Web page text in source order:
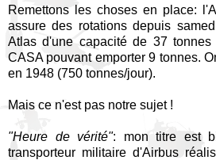
Remettons les choses en place:
assure des rotations depuis
Atlas d'une capacité de 37
CASA pouvant emporter 9 tonnes.
en 1948 (750 tonnes/jour).
Mais ce n'est pas notre sujet !
"Heure de vérité": mon titre est
transporteur militaire d'Airbus